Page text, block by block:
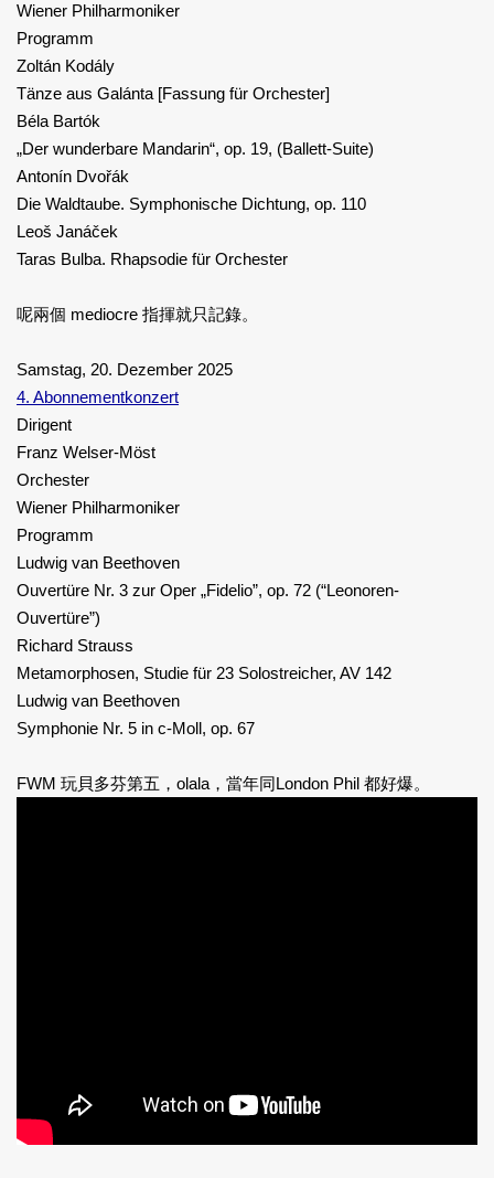
Wiener Philharmoniker
Programm
Zoltán Kodály
Tänze aus Galánta [Fassung für Orchester]
Béla Bartók
„Der wunderbare Mandarin“, op. 19, (Ballett-Suite)
Antonín Dvořák
Die Waldtaube. Symphonische Dichtung, op. 110
Leoš Janáček
Taras Bulba. Rhapsodie für Orchester
呢兩個 mediocre 指揮就只記錄。
Samstag, 20. Dezember 2025
4. Abonnementkonzert
Dirigent
Franz Welser-Möst
Orchester
Wiener Philharmoniker
Programm
Ludwig van Beethoven
Ouvertüre Nr. 3 zur Oper „Fidelio”, op. 72 (“Leonoren-
Ouvertüre”)
Richard Strauss
Metamorphosen, Studie für 23 Solostreicher, AV 142
Ludwig van Beethoven
Symphonie Nr. 5 in c-Moll, op. 67
FWM 玩貝多芬第五，olala，當年同London Phil 都好爆。